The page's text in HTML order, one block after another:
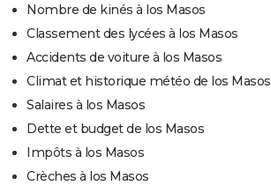
Nombre de kinés à los Masos
Classement des lycées à los Masos
Accidents de voiture à los Masos
Climat et historique météo de los Masos
Salaires à los Masos
Dette et budget de los Masos
Impôts à los Masos
Crèches à los Masos